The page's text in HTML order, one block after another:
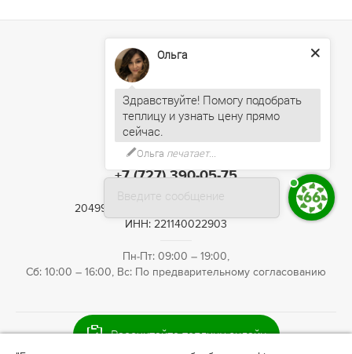
+7 (727) 390-05-75
20499, г. Алматы, Санаторная улица, 46
ИНН: 221140022903
Пн-Пт: 09:00 – 19:00,
Сб: 10:00 – 16:00, Вс: По предварительному согласованию
Рассчитайте теплицу онлайн
Введите сообщение
Ольга
Здравствуйте! Помогу подобрать
теплицу и узнать цену прямо
Ольга печатает...